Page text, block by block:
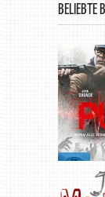
BELIEBTE